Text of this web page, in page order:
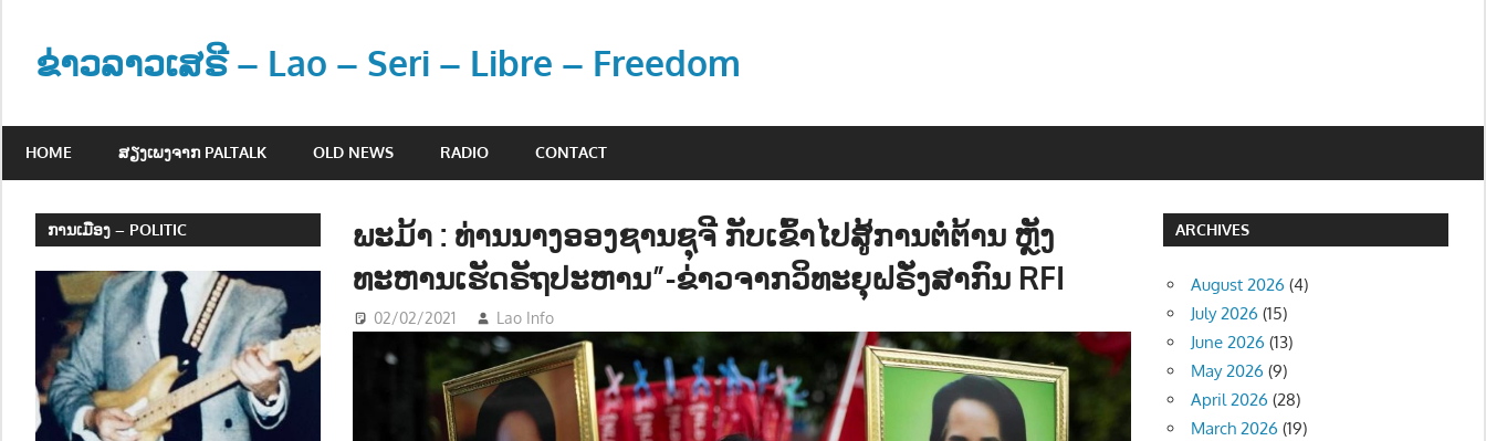
contentຂ່າວລາວເສຣີ – Lao – Seri – Libre – Freedom
ວ
ະ
ຂ່
າ
ວ
HOME ສຽງເພງຈາກ PALTALK OLD NEWS RADIO CONTACT
ພະມ້າ : ທ່ານນາງອອງຊານຊຸຈີ ກັບເຂົ້າໄປສູ້ການຕໍ່ຕ້ານ ຫຼັງ
ທະຫານເຮັດຣັຖປະຫານ”-ຂ່າວຈາກວິທະຍຸຝຣັ່ງສາກົນ RFI
02/02/2021 Lao Info
ການເມືອງ – POLITIC ARCHIVES
August 2026 (4)
July 2026 (15)
June 2026 (13)
May 2026 (9)
April 2026 (28)
March 2026 (19)